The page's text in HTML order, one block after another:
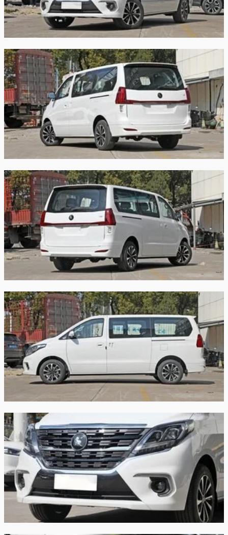
Водительское сиденье с 6-позиционной
регулировкой
регулировкой
Сиденья второго ряда раздельные 1+1
закрыть
Колёсная база: 3198 мм
Масса: 2000 кг
Объём
багажника:
Трансмиссия: Автоматическая
Привод: Задний
Передняя
подвеска:
Независимая McPherson
Задняя
подвеска:
Пятирычажная пружиная со
стабилизатором поперечной
устойчивости
Дисковые вентилируемые
Задние
тормоза:
Дисковые
Производство: Китай